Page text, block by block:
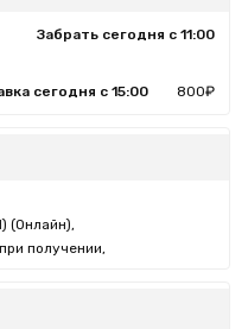
Забрать сегодня с 11:00
сегодня с 15:00 800₽
(Онлайн),
получении,